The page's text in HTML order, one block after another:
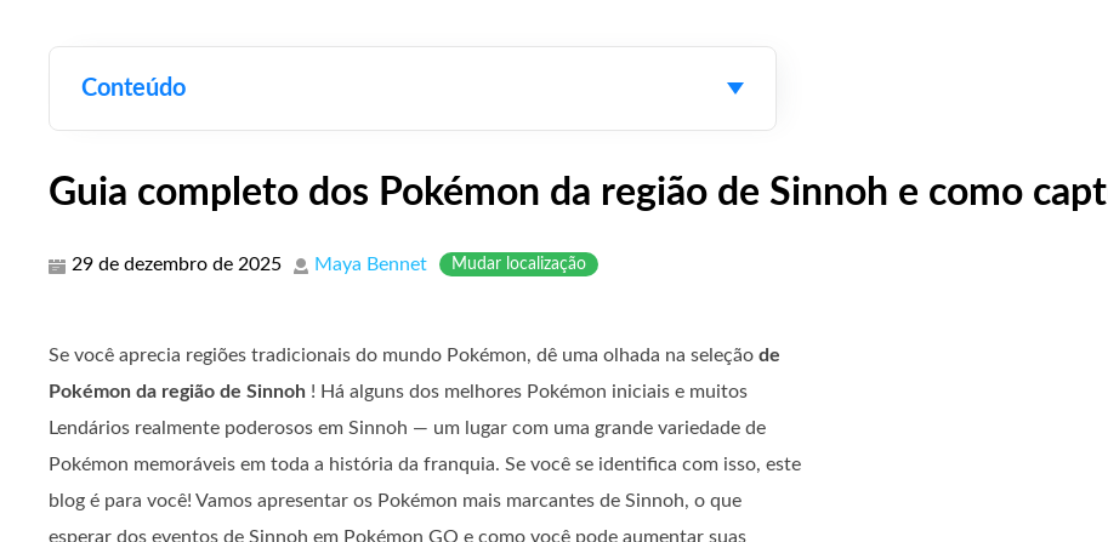
Conteúdo
Guia completo dos Pokémon da região de Sinnoh e como
29 de dezembro de 2025 Maya Bennet Mudar localização
Se você aprecia regiões tradicionais do mundo Pokémon, dê uma olhada na seleção de
Pokémon da região de Sinnoh ! Há alguns dos melhores Pokémon iniciais e muitos
Lendários realmente poderosos em Sinnoh — um lugar com uma grande variedade de
Pokémon memoráveis ​​em toda a história da franquia. Se você se identifica com isso, este
blog é para você! Vamos apresentar os Pokémon mais marcantes de Sinnoh, o que
esperar dos eventos de Sinnoh em Pokémon GO e como você pode aumentar suas